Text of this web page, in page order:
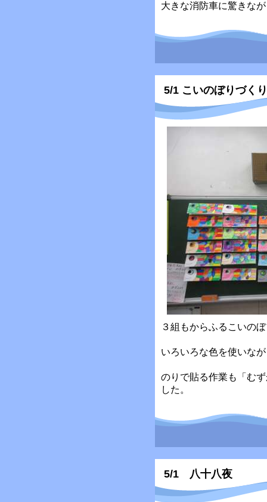
大きな消防車に驚きな
5/1 こいのぼりづくり
３組もからふるこいの
いろいろな色を使いな
のりで貼る作業も「む
した。
5/1 八十八夜